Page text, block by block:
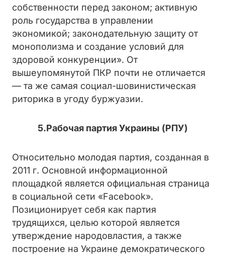
собственности перед законом; активную
роль государства в управлении
экономикой; законодательную защиту от
монополизма и создание условий для
здоровой конкуренции». От
вышеупомянутой ПКР почти не отличается
— та же самая социал-шовинистическая
риторика в угоду буржуазии.
5.Рабочая партия Украины (РПУ)
Относительно молодая партия, созданная в
2011 г. Основной информационной
площадкой является официальная страница
в социальной сети «Facebook».
Позиционирует себя как партия
трудящихся, целью которой является
утверждение народовластия, а также
построение на Украине демократического